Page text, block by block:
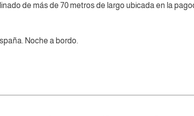
de más de 70 metros de largo ubicada en la
Noche a bordo.